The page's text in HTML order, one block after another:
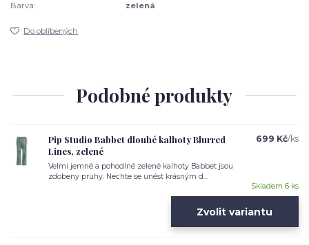
Barva:
zelená
Do oblíbených
Podobné produkty
Pip Studio Babbet dlouhé kalhoty Blurred
Lines, zelené
Velmi jemné a pohodlné zelené kalhoty Babbet jsou
zdobeny pruhy. Nechte se unést krásným d...
699 Kč/ks
Skladem 6 ks
Zvolit variantu